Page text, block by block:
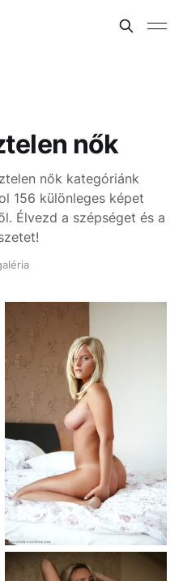
nők
nők kategóriánk
156 különleges képet
Élvezd a szépséget és a